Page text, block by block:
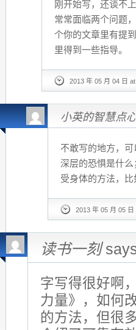
刚开始写，还谈不
常常面临两个问题
个你的文章里有提
里得到一些指导。
2013 年 05 月 04 日 at
小英的智慧点
不敢写的地方，
深层的恐惧是什
受身体的方法，比
2013 年 05 月 05 日
读书一刻
字写得很好啊
力量》，如何
的方法，但很